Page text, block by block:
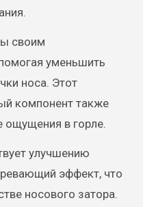
своим
уменьшить
носа. Этот
компонент также
ощущения в горле.
улучшению
эффект, что
носового затора.